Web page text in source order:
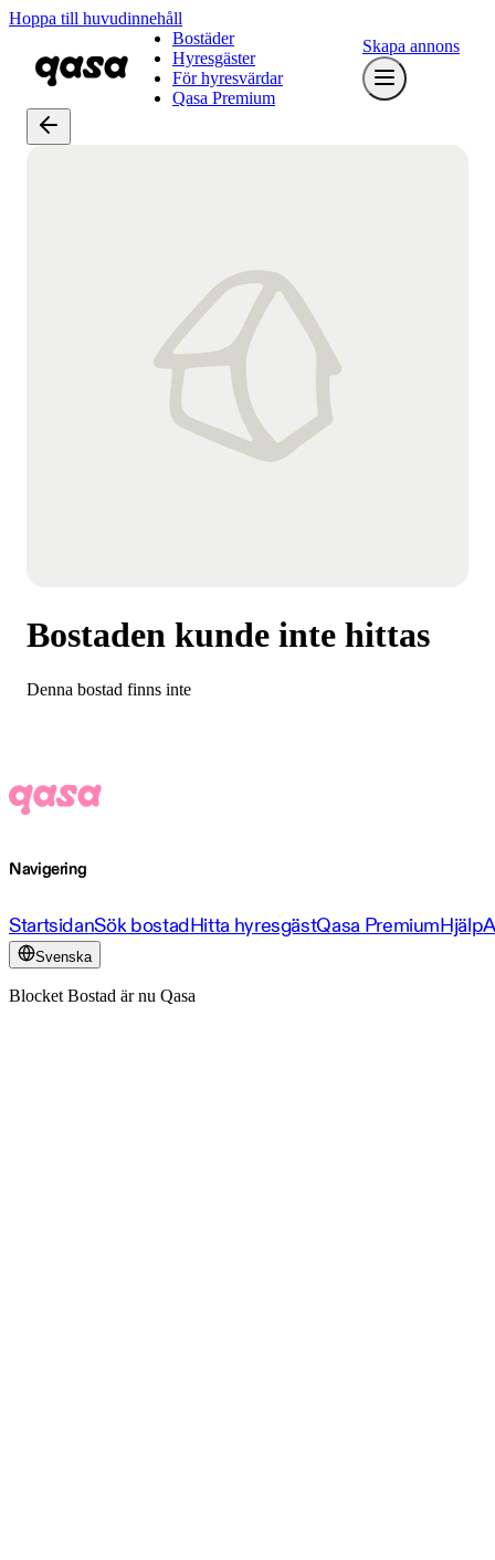
Hoppa till huvudinnehåll
Bostäder
Hyresgäster
För hyresvärdar
Qasa Premium
Skapa annons
Bostaden kunde inte hittas
Denna bostad finns inte
Navigering
StartsidanSök bostadHitta hyresgästQasa PremiumHjälp
Svenska
Blocket Bostad är nu Qasa